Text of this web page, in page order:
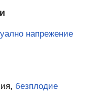
напрежение
безплодие